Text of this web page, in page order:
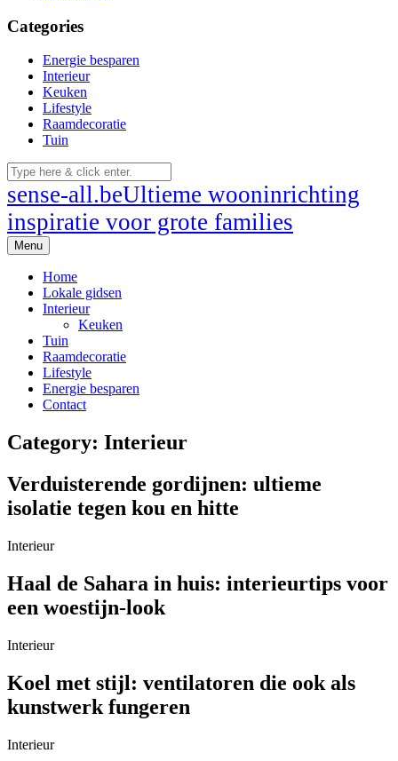
Categories
Energie besparen
Interieur
Keuken
Lifestyle
Raamdecoratie
Tuin
sense-all.beUltieme wooninrichting
inspiratie voor grote families
Menu
Home
Lokale gidsen
Interieur
Keuken
Tuin
Raamdecoratie
Lifestyle
Energie besparen
Contact
Category: Interieur
Verduisterende gordijnen: ultieme
isolatie tegen kou en hitte
Interieur
Haal de Sahara in huis: interieurtips voor
een woestijn-look
Interieur
Koel met stijl: ventilatoren die ook als
kunstwerk fungeren
Interieur